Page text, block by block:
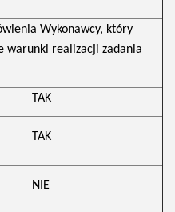
Wykonawcy, który
warunki realizacji zadania
TAK
TAK
NIE